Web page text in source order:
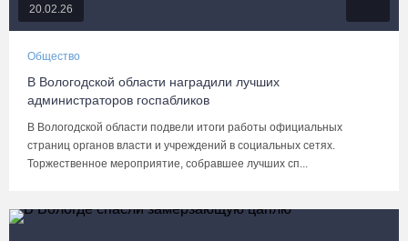
20.02.26
Общество
В Вологодской области наградили лучших
администраторов госпабликов
В Вологодской области подвели итоги работы официальных
страниц органов власти и учреждений в социальных сетях.
Торжественное мероприятие, собравшее лучших сп...